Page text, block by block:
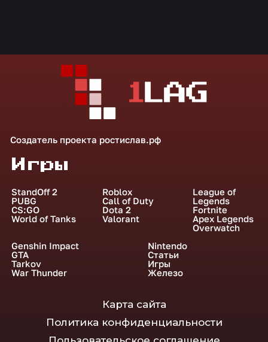
Создатель проекта ростислав.рф
Игры
StandOff 2
PUBG
CS:GO
World of Tanks
Roblox
Call of Duty
Dota 2
Valorant
League of
Legends
Fortnite
Apex Legends
Overwatch
Genshin Impact
GTA
Tarkov
War Thunder
Nintendo
Статьи
Игры
Железо
Карта сайта
Политика конфиденциальности